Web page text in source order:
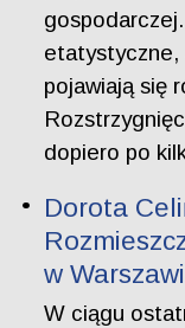
etatystyczne,
pojawiają się
dopiero po
Dorota
w
W ciągu